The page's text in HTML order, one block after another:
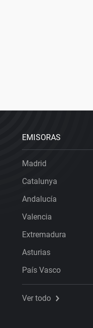
EMISORAS
Madrid
Catalunya
Andalucía
Valencia
Extremadura
Asturias
País Vasco
Ver todo